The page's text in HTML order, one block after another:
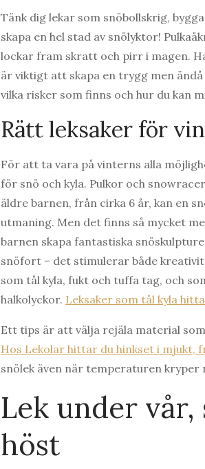
Tänk dig lekar som snöbollskrig,
skapa en hel stad av snölyktor!
lockar fram skratt och pirr i magen.
är viktigt att skapa en trygg men
vilka risker som finns och hur du kan
Rätt leksaker för
För att ta vara på vinterns alla
för snö och kyla. Pulkor och
äldre barnen, från cirka 6 år, kan en
utmaning. Men det finns så mycket
barnen skapa fantastiska
snöfort – det stimulerar både
som tål kyla, fukt och tuffa tag, och
halkolyckor. Leksaker som tål kyla
Ett tips är att välja rejäla material
Hos Lekolar hittar du hinkset i mjukt,
snölek även när temperaturen kryper
Lek under
höst